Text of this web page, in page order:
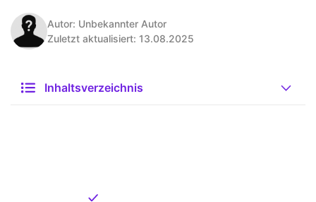
Autor: Unbekannter Autor
Zuletzt aktualisiert: 13.08.2025
Inhaltsverzeichnis